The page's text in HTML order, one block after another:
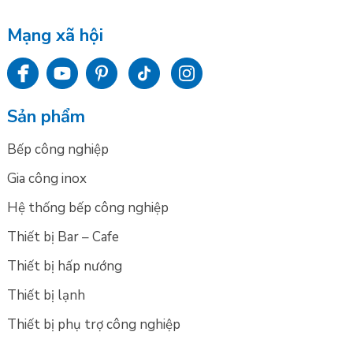
Mạng xã hội
Sản phẩm
Bếp công nghiệp
Gia công inox
Hệ thống bếp công nghiệp
Thiết bị Bar – Cafe
Thiết bị hấp nướng
Thiết bị lạnh
Thiết bị phụ trợ công nghiệp